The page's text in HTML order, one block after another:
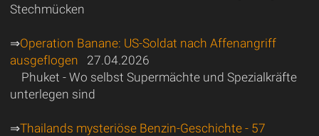
Stechmücken
⇒Operation Banane: US-Soldat nach Affenangriff
ausgeflogen 27.04.2026
Phuket - Wo selbst Supermächte und Spezialkräfte
unterlegen sind
⇒Thailands mysteriöse Benzin-Geschichte - 57